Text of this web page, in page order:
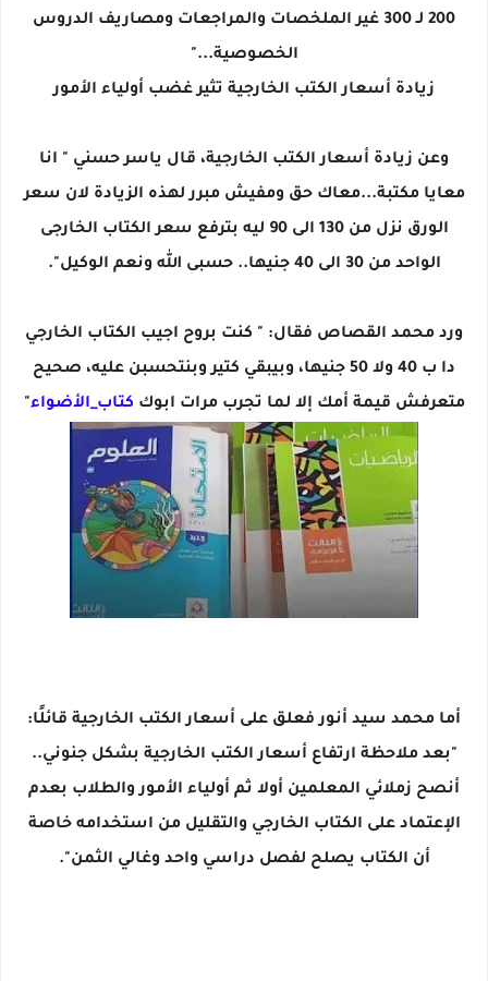
200 لـ 300 غير الملخصات والمراجعات ومصاريف الدروس
الخصوصية..."
زيادة أسعار الكتب الخارجية تثير غضب أولياء الأمور
وعن زيادة أسعار الكتب الخارجية، قال ياسر حسني " انا
معايا مكتبة...معاك حق ومفيش مبرر لهذه الزيادة لان سعر
الورق نزل من 130 الى 90 ليه بترفع سعر الكتاب الخارجى
الواحد من 30 الى 40 جنيها.. حسبى الله ونعم الوكيل".
ورد محمد القصاص فقال: " كنت بروح اجيب الكتاب الخارجي
دا ب 40 ولا 50 جنيها، وبيبقي كتير وبنتحسبن عليه، صحيح
متعرفش قيمة أمك إلا لما تجرب مرات ابوك كتاب_الأضواء"
أما محمد سيد أنور فعلق على أسعار الكتب الخارجية قائلًا:
"بعد ملاحظة ارتفاع أسعار الكتب الخارجية بشكل جنوني..
أنصح زملائي المعلمين أولا ثم أولياء الأمور والطلاب بعدم
الإعتماد على الكتاب الخارجي والتقليل من استخدامه خاصة
أن الكتاب يصلح لفصل دراسي واحد وغالي الثمن".